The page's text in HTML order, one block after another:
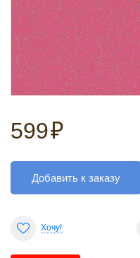
599₽
Добавить к заказу
Хочу!